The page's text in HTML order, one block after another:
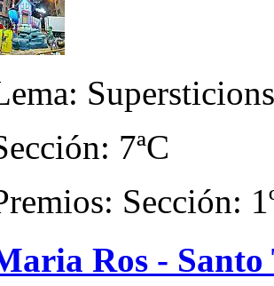
Supersticions
7ªC
Sección:
Ros -